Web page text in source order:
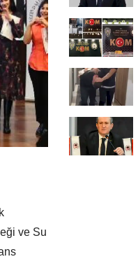
ve Su